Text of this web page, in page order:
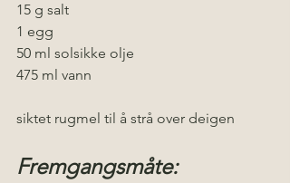
15 g salt
1 egg
50 ml solsikke olje
475 ml vann
siktet rugmel til å strå over deigen
Fremgangsmåte: